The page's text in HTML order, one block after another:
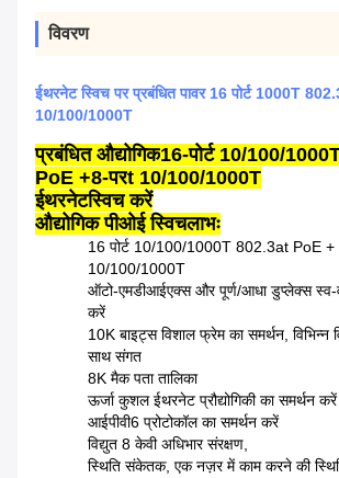
विवरण
ईथरनेट स्विच पर प्रबंधित पावर 16 पोर्ट 1000T
10/100/1000T
प्रबंधित औद्योगिक16-पोर्ट 10/100/
PoE +8-परt 10/100/1000T
ईथरनेटस्विच करें
औद्योगिक पीओई स्विचलाभः
16 पोर्ट 10/100/1000T 802.3at PoE +
10/100/1000T
ऑटो-एमडीआईएक्स और पूर्ण/आधा डुप्लेक्स स्व-
करें
10K बाइट्स विशाल फ्रेम का समर्थन, विभिन्न
साथ संगत
8K मैक पता तालिका
ऊर्जा कुशल ईथरनेट प्रौद्योगिकी का समर्थन करें
आईपीवी6 प्रोटोकॉल का समर्थन करें
विद्युत 8 केवी अधिभार संरक्षण,
स्थिति संकेतक, एक नज़र में काम करने की